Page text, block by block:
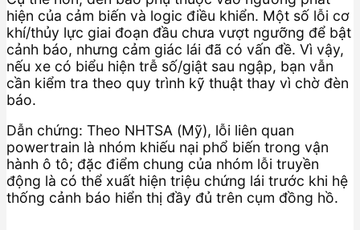
hiện của cảm biến và logic điều khiển. Một số lỗi cơ
khí/thủy lực giai đoạn đầu chưa vượt ngưỡng để bật
cảnh báo, nhưng cảm giác lái đã có vấn đề. Vì vậy,
nếu xe có biểu hiện trễ số/giật sau ngập, bạn vẫn
cần kiểm tra theo quy trình kỹ thuật thay vì chờ đèn
báo.
Dẫn chứng: Theo NHTSA (Mỹ), lỗi liên quan
powertrain là nhóm khiếu nại phổ biến trong vận
hành ô tô; đặc điểm chung của nhóm lỗi truyền
động là có thể xuất hiện triệu chứng lái trước khi hệ
thống cảnh báo hiển thị đầy đủ trên cụm đồng hồ.